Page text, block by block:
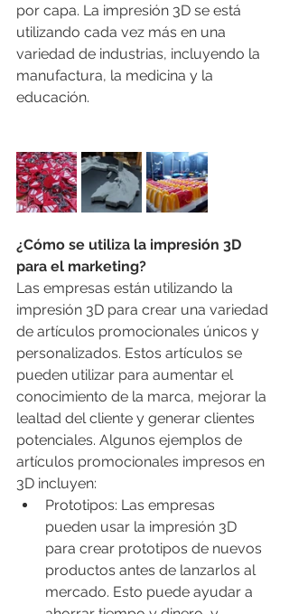
por capa. La impresión 3D se está
utilizando cada vez más en una
variedad de industrias, incluyendo la
manufactura, la medicina y la
educación.
¿Cómo se utiliza la impresión 3D
para el marketing?
Las empresas están utilizando la
impresión 3D para crear una variedad
de artículos promocionales únicos y
personalizados. Estos artículos se
pueden utilizar para aumentar el
conocimiento de la marca, mejorar la
lealtad del cliente y generar clientes
potenciales. Algunos ejemplos de
artículos promocionales impresos en
3D incluyen:
Prototipos: Las empresas
pueden usar la impresión 3D
para crear prototipos de nuevos
productos antes de lanzarlos al
mercado. Esto puede ayudar a